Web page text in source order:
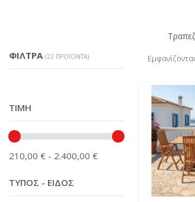
ΦΊΛΤΡΑ (22 ΠΡΟΪΌΝΤΑ)
ΤΙΜΉ
210,00 € - 2.400,00 €
ΤΎΠΟΣ - ΕΊΔΟΣ